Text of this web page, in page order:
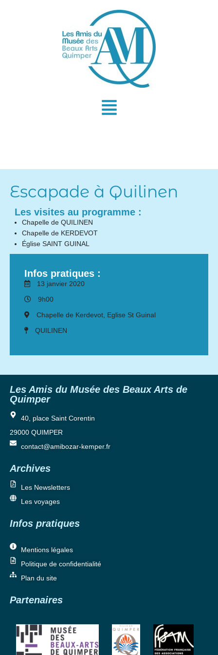
Escapade à Quilinen
Les visites au programme :
Chapelle de QUILINEN
Chapelle de KERDEVOT
Église SAINT GUINAL
Infos pratiques :
13 janvier 2020
9h00
Chapelle de Kerdevot, Eglise St Guinal
QUILINEN
Les Amis du Musée des Beaux Arts de
Quimper
40, place Saint Corentin
29000 QUIMPER
contact@amibozar-kemper.fr
Archives
Les Newsletters
Les voyages
Infos pratiques
Mentions légales
Politique de confidentialité
Plan du site
Partenaires